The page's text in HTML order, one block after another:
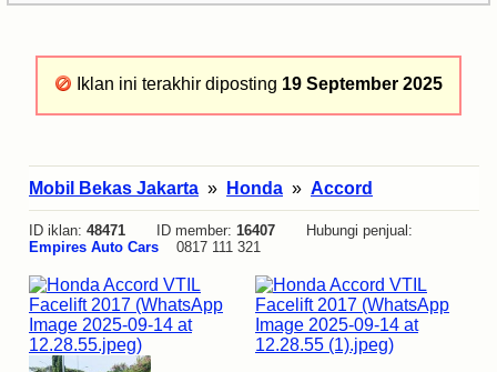
Iklan ini terakhir diposting 19 September 2025
Mobil Bekas Jakarta » Honda » Accord
ID iklan: 48471 ID member: 16407 Hubungi penjual:
Empires Auto Cars
0817 111 321